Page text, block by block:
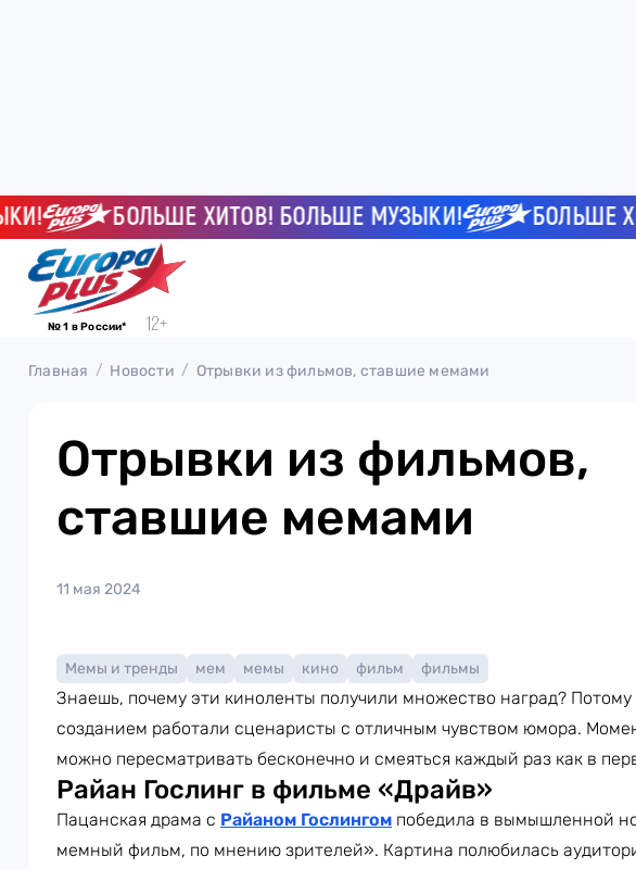
БОЛЬШЕ ХИТОВ! БОЛЬШЕ МУЗЫКИ! БОЛЬШЕ
№ 1 в России*
Главная Новости Отрывки из фильмов, ставшие мемами
Отрывки из фильмов,
ставшие мемами
11 мая 2024
Мемы и тренды мем мемы кино фильм фильмы
Знаешь, почему эти киноленты получили множество наград? Потому
созданием работали сценаристы с отличным чувством юмора.
можно пересматривать бесконечно и смеяться каждый раз как в
Райан Гослинг в фильме «Драйв»
Пацанская драма с Райаном Гослингом победила в вымышленной
мемный фильм, по мнению зрителей». Картина полюбилась